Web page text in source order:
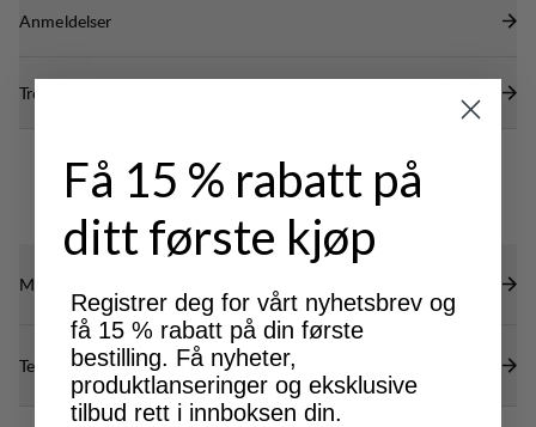
Anmeldelser
Trenger du hjelp?
Materialer
Tekniske spesifikasjoner
Få 15 % rabatt på
ditt første kjøp
Registrer deg for vårt nyhetsbrev og
få 15 % rabatt på din første
bestilling. Få nyheter,
produktlanseringer og eksklusive
tilbud rett i innboksen din.